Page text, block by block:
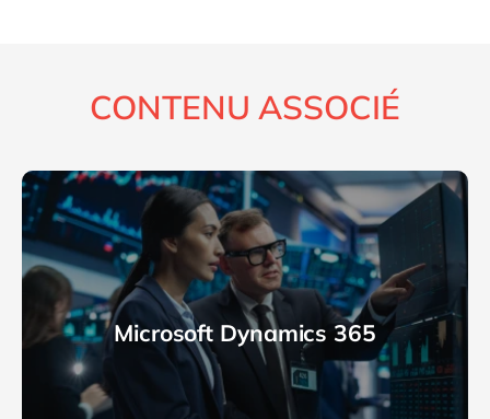
CONTENU ASSOCIÉ
Microsoft Dynamics 365